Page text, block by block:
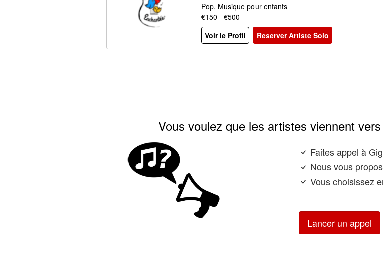
Pop, Musique pour enfants
€150 - €500
Voir le Profil
Reserver Artiste Solo
Vous voulez que les artistes viennent
Faites appel à
Nous vous
Vous choisissez
Lancer un appel